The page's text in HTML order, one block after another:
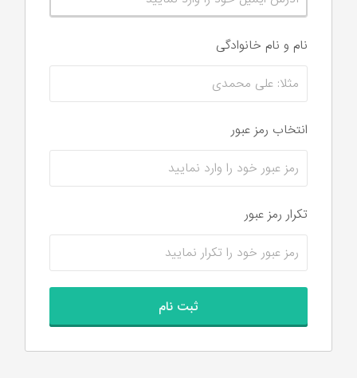
نام و نام‌ خانوادگی
انتخاب رمز عبور
تکرار رمز عبور